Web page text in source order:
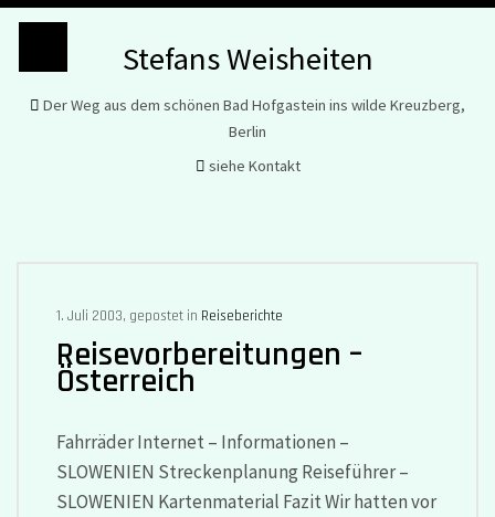
Stefans Weisheiten
Der Weg aus dem schönen Bad Hofgastein ins wilde Kreuzberg,
Berlin
siehe Kontakt
1. Juli 2003, gepostet in Reiseberichte
Reisevorbereitungen –
Österreich
Fahrräder Internet – Informationen –
SLOWENIEN Streckenplanung Reiseführer –
SLOWENIEN Kartenmaterial Fazit Wir hatten vor